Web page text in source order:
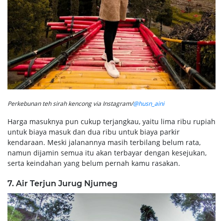
Perkebunan teh sirah kencong via Instagram/@husn_aini
Harga masuknya pun cukup terjangkau, yaitu lima ribu rupiah
untuk biaya masuk dan dua ribu untuk biaya parkir
kendaraan. Meski jalanannya masih terbilang belum rata,
namun dijamin semua itu akan terbayar dengan kesejukan,
serta keindahan yang belum pernah kamu rasakan.
7. Air Terjun Jurug Njumeg